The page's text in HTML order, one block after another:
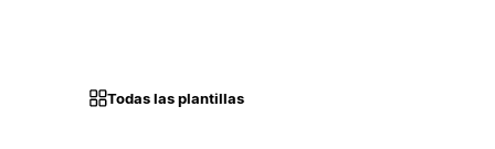
Todas las plantillas